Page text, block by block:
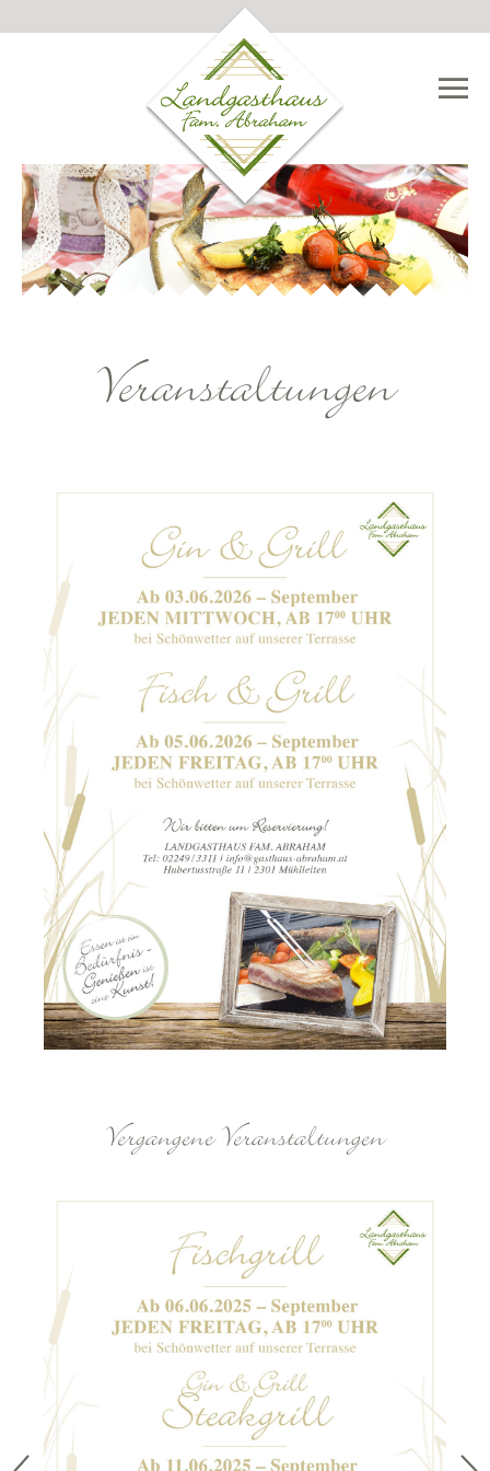
NAVIGATION
ÜBERSPRINGEN

Veranstaltungen
Vergangene Veranstaltungen